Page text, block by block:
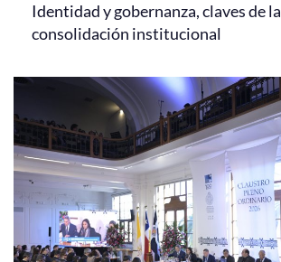
Identidad y gobernanza, claves de la
consolidación institucional